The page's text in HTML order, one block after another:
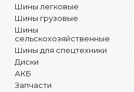
Шины легковые
Шины грузовые
Шины
сельскохозяйственные
Шины для спецтехники
Диски
АКБ
Запчасти